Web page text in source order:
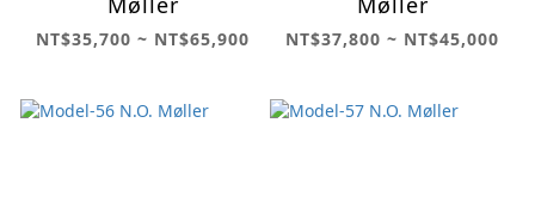
NT$35,700 ~ NT$65,900 NT$37,800 ~ NT$45,000